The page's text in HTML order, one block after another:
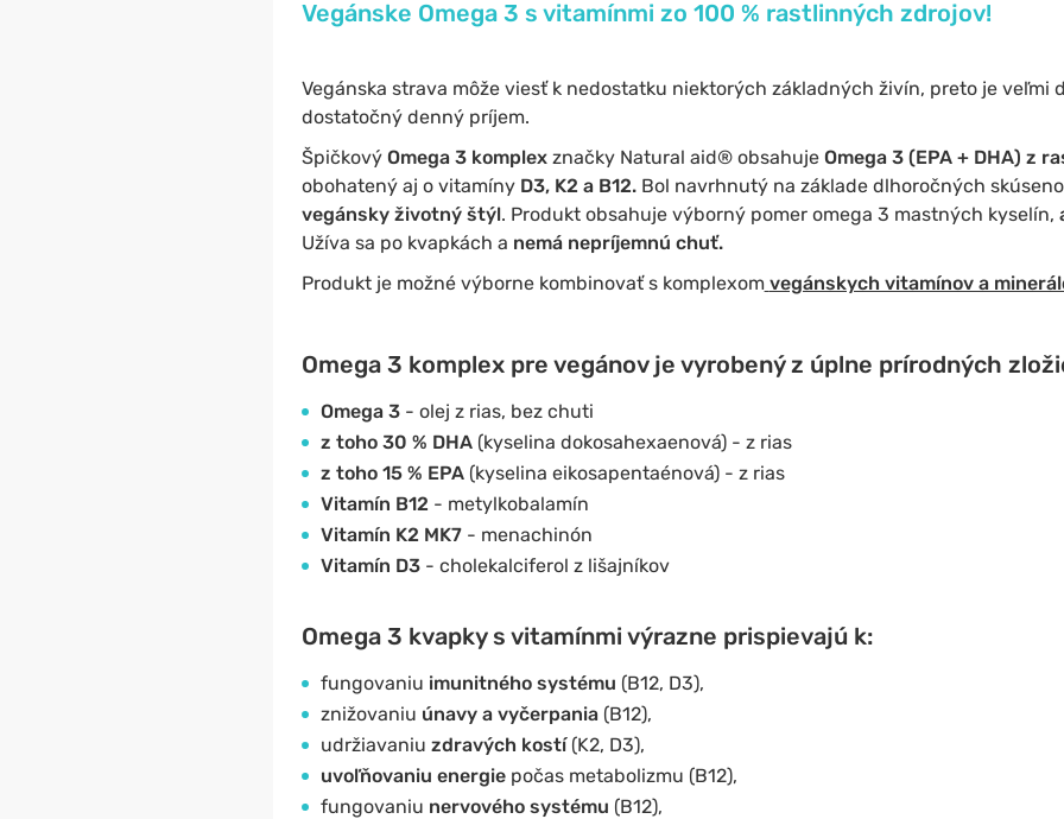
Vegánske Omega 3 s vitamínmi zo 100 % rastlinných zdrojov!
Vegánska strava môže viesť k nedostatku niektorých základných živín, preto je veľmi
dostatočný denný príjem.
ŠpičkovýOmega 3 komplex značky Natural aid® obsahuje Omega 3 (EPA + DHA) z
obohatený aj o vitamínyD3, K2 a B12.Bol navrhnutý na základe dlhoročných
vegánsky životný štýl. Produkt obsahuje výborný pomer omega 3 mastných kyselín,
Užíva sa po kvapkách a nemá nepríjemnú chuť.
Produkt je možné výborne kombinovať s komplexom vegánskych vitamínov a
Omega 3 komplex pre vegánov je vyrobený z úplne prírodných
Omega 3 - olej z rias, bez chuti
z toho 30 % DHA(kyselina dokosahexaenová) - z rias
z toho 15 % EPA (kyselina eikosapentaénová) - z rias
Vitamín B12 - metylkobalamín
Vitamín K2 MK7 - menachinón
Vitamín D3- cholekalciferol z lišajníkov
Omega 3 kvapky s vitamínmi výrazne prispievajú k:
fungovaniu imunitného systému (B12, D3),
znižovaniu únavy a vyčerpania(B12),
udržiavaniu zdravých kostí(K2, D3),
uvoľňovaniu energie počas metabolizmu (B12),
fungovaniu nervového systému (B12),